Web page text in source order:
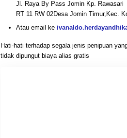
Jl. Raya By Pass Jomin Kp. Rawasari
RT 11 RW 02Desa Jomin Timur,Kec.
Atau email ke
Hati-hati terhadap segala jenis penipuan
tidak dipungut biaya alias gratis